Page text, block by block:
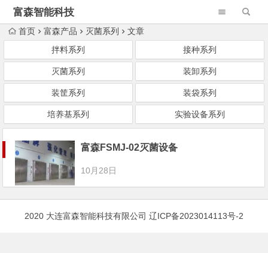
富森智能科技
首页 富森产品 灭菌系列
文章
拌料系列
接种系列
灭菌系列 装卸系列
装筐系列 装袋系列
培养基系列 实验设备系列
富森FSMJ-02灭菌设备
10月28日
2020 大连富森智能科技有限公司 辽ICP备2023014113号-2